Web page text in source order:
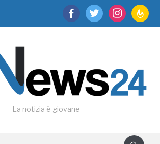
facebooktwitter instagram
La notizia è giovane